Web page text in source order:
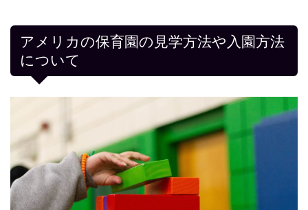
アメリカの保育園の見学方法や入園方法
について